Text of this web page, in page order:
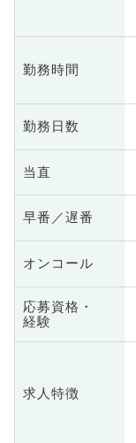
勤務時間
勤務日数
当直
早番／遅番
オンコール
応募資格・
経験
求人特徴